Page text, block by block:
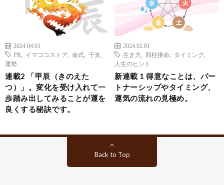
2024.04.01
PR
イマココストア 命式 干支
運勢
連載2 「甲辰（きのえた
つ）」。変化を受け入れて一
歩踏み出してみることが運を
良くする秘訣です。
2024.02.01
生き方
四柱推命 タイミング
人生のヒント
新連載 1 得意なことは、パー
トナーシップやタイミング、
運気の流れの見極め。
Back to Top